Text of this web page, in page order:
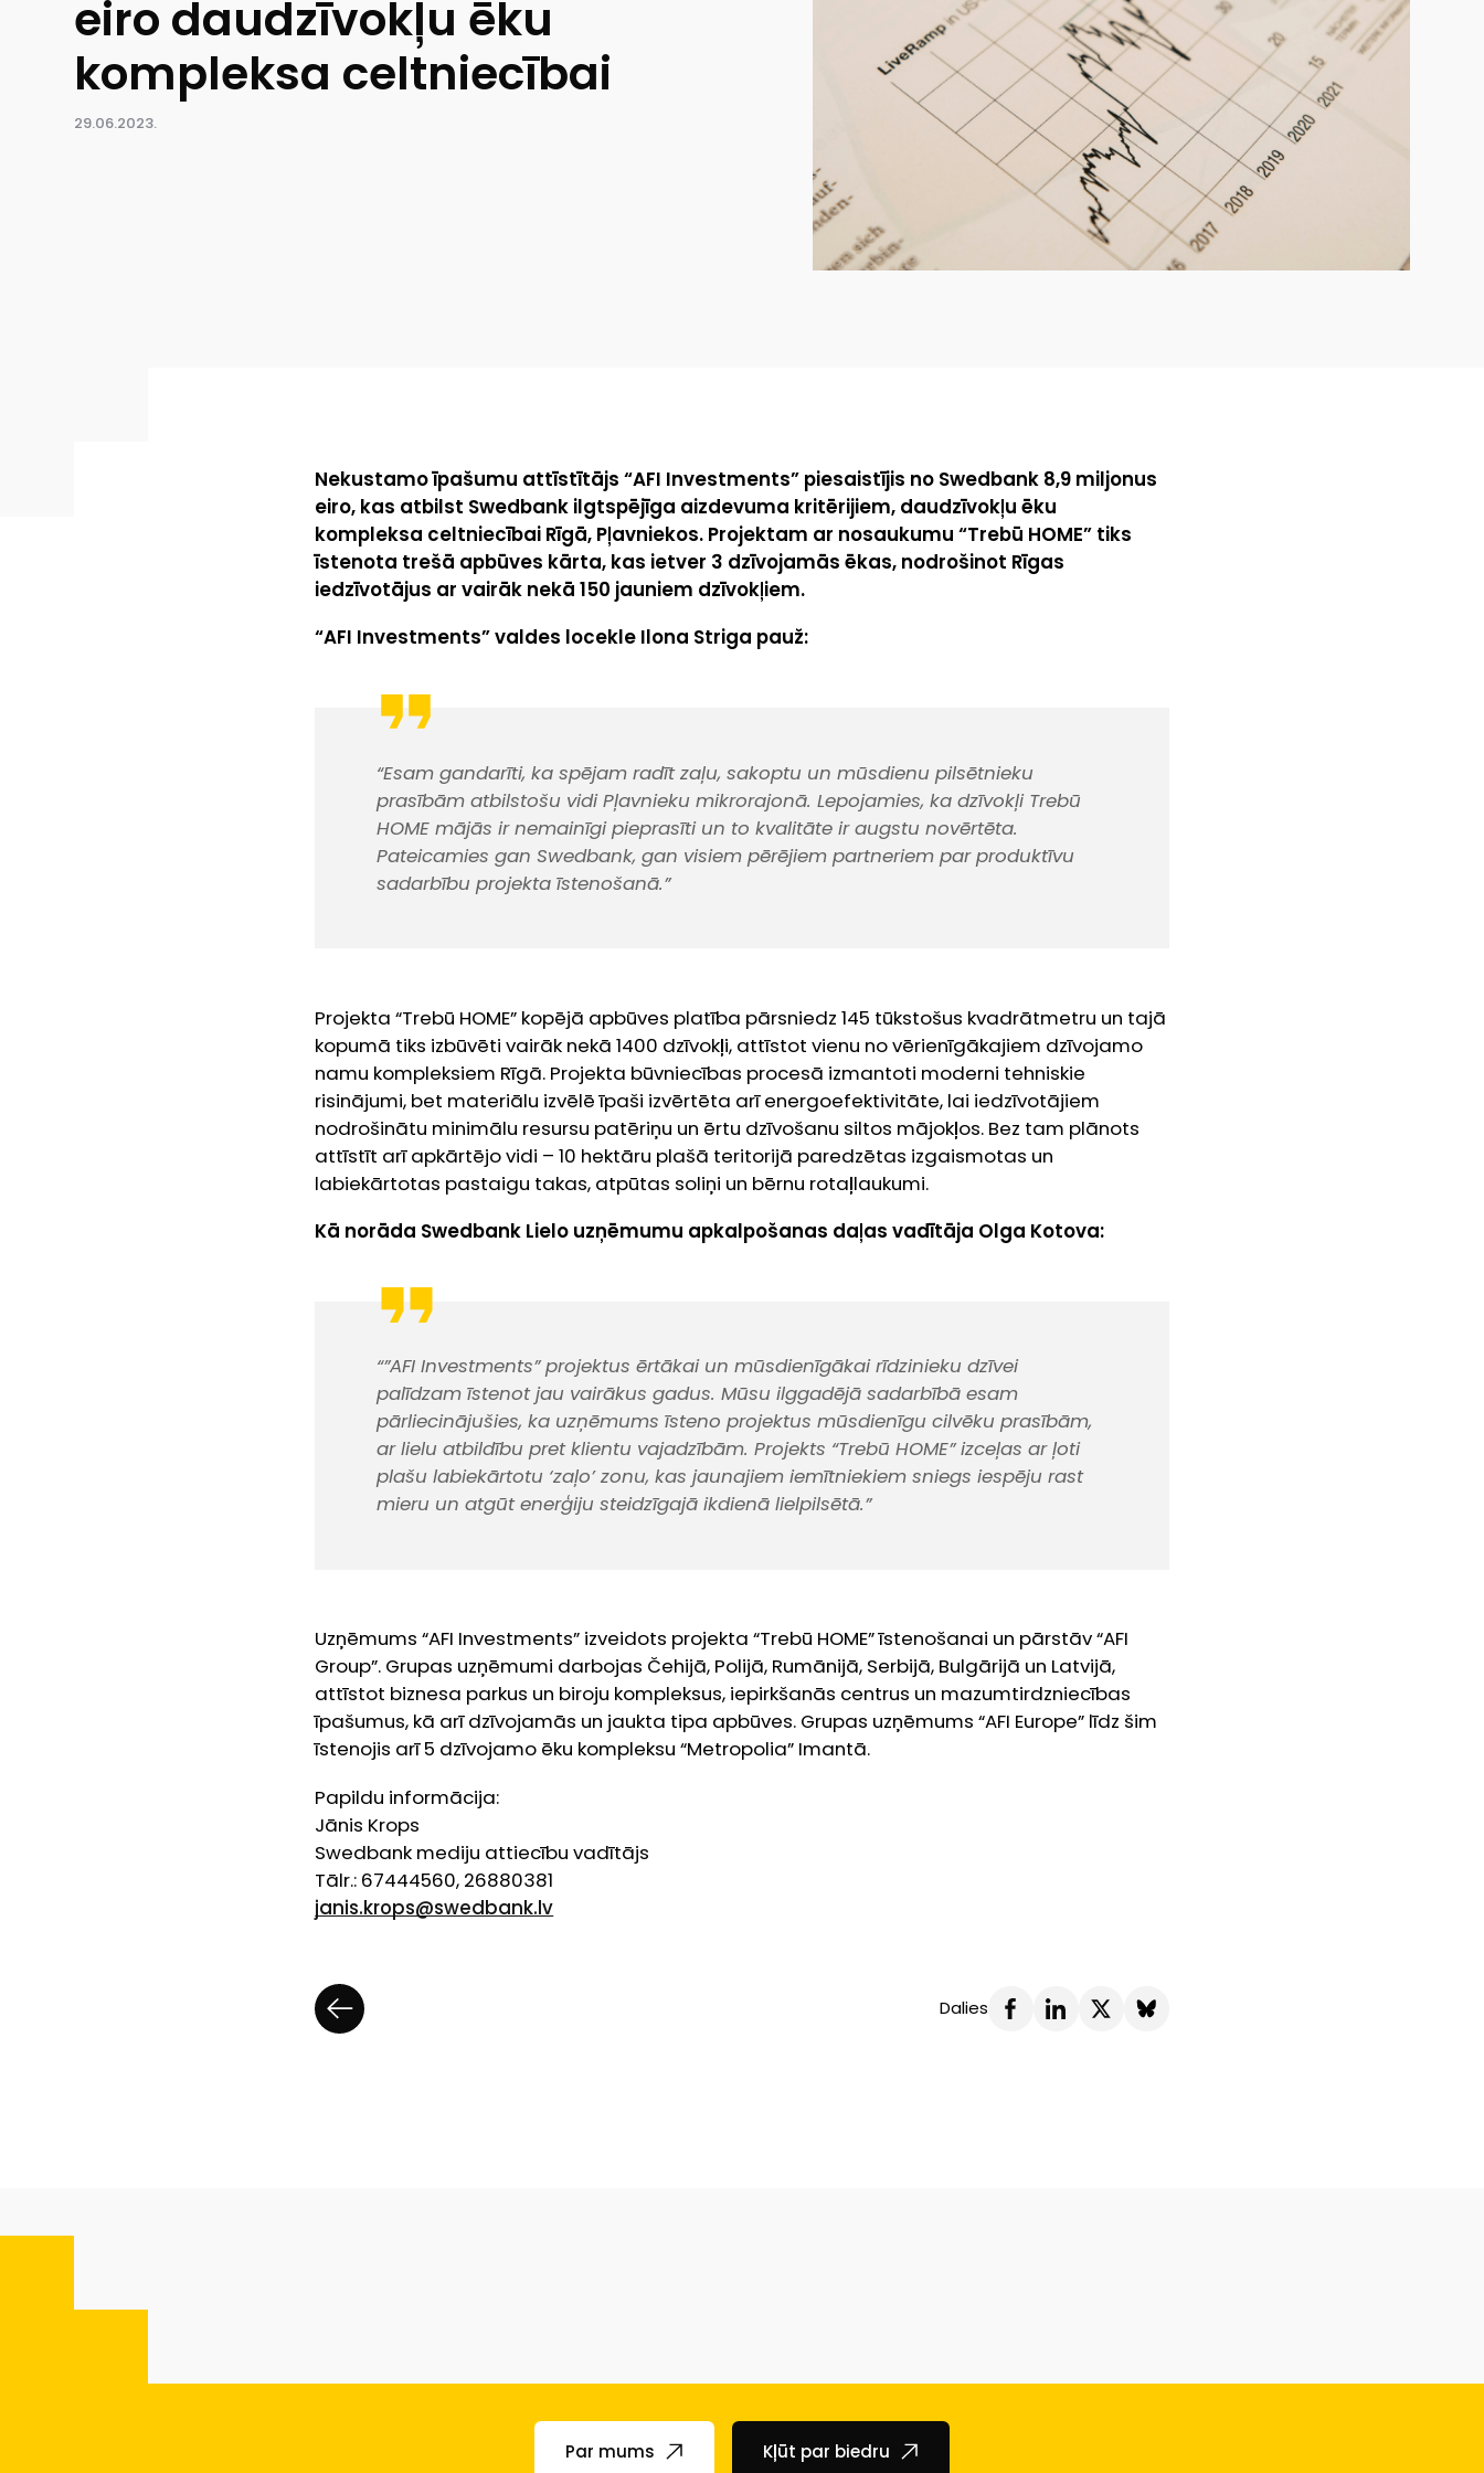
eiro daudzīvokļu ēku
kompleksa celtniecībai
29.06.2023.
Nekustamo īpašumu attīstītājs “AFI Investments” piesaistījis no Swedbank 8,9 miljonus
eiro, kas atbilst Swedbank ilgtspējīga aizdevuma kritērijiem, daudzīvokļu ēku
kompleksa celtniecībai Rīgā, Pļavniekos. Projektam ar nosaukumu “Trebū HOME” tiks
īstenota trešā apbūves kārta, kas ietver 3 dzīvojamās ēkas, nodrošinot Rīgas
iedzīvotājus ar vairāk nekā 150 jauniem dzīvokļiem.
“AFI Investments” valdes locekle Ilona Striga pauž:
“Esam gandarīti, ka spējam radīt zaļu, sakoptu un mūsdienu pilsētnieku
prasībām atbilstošu vidi Pļavnieku mikrorajonā. Lepojamies, ka dzīvokļi Trebū
HOME mājās ir nemainīgi pieprasīti un to kvalitāte ir augstu novērtēta.
Pateicamies gan Swedbank, gan visiem pērējiem partneriem par produktīvu
sadarbību projekta īstenošanā.”
Projekta “Trebū HOME” kopējā apbūves platība pārsniedz 145 tūkstošus kvadrātmetru un tajā
kopumā tiks izbūvēti vairāk nekā 1400 dzīvokļi, attīstot vienu no vērienīgākajiem dzīvojamo
namu kompleksiem Rīgā. Projekta būvniecības procesā izmantoti moderni tehniskie
risinājumi, bet materiālu izvēlē īpaši izvērtēta arī energoefektivitāte, lai iedzīvotājiem
nodrošinātu minimālu resursu patēriņu un ērtu dzīvošanu siltos mājokļos. Bez tam plānots
attīstīt arī apkārtējo vidi – 10 hektāru plašā teritorijā paredzētas izgaismotas un
labiekārtotas pastaigu takas, atpūtas soliņi un bērnu rotaļlaukumi.
Kā norāda Swedbank Lielo uzņēmumu apkalpošanas daļas vadītāja Olga Kotova:
“”AFI Investments” projektus ērtākai un mūsdienīgākai rīdzinieku dzīvei
palīdzam īstenot jau vairākus gadus. Mūsu ilggadējā sadarbībā esam
pārliecinājušies, ka uzņēmums īsteno projektus mūsdienīgu cilvēku prasībām,
ar lielu atbildību pret klientu vajadzībām. Projekts “Trebū HOME” izceļas ar ļoti
plašu labiekārtotu ‘zaļo’ zonu, kas jaunajiem iemītniekiem sniegs iespēju rast
mieru un atgūt enerģiju steidzīgajā ikdienā lielpilsētā.”
Uzņēmums “AFI Investments” izveidots projekta “Trebū HOME” īstenošanai un pārstāv “AFI
Group”. Grupas uzņēmumi darbojas Čehijā, Polijā, Rumānijā, Serbijā, Bulgārijā un Latvijā,
attīstot biznesa parkus un biroju kompleksus, iepirkšanās centrus un mazumtirdzniecības
īpašumus, kā arī dzīvojamās un jaukta tipa apbūves. Grupas uzņēmums “AFI Europe” līdz šim
īstenojis arī 5 dzīvojamo ēku kompleksu “Metropolia” Imantā.
Papildu informācija:
Jānis Krops
Swedbank mediju attiecību vadītājs
Tālr.: 67444560, 26880381
janis.krops@swedbank.lv
Dalies
Par mums Kļūt par biedru